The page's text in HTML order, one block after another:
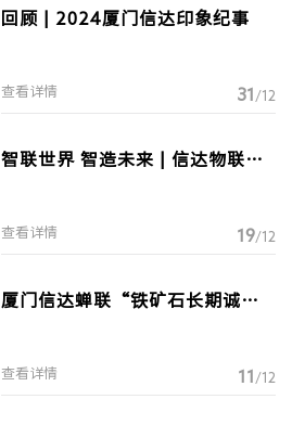
回顾 | 2024厦门信达印象纪事
查看详情 31 /12
智联世界 智造未来 | 信达物联马
查看详情 19/12
厦门信达蝉联“铁矿石长期诚信
查看详情 11 /12